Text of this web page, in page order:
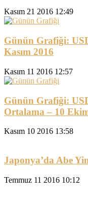
Kasım 21 2016 12:49
Günün Grafiği:
Kasım 2016
Kasım 11 2016 12:57
Günün Grafiği:
Ortalama – 10
Kasım 10 2016 13:58
Japonya’da Abe
Temmuz 11 2016 10:12